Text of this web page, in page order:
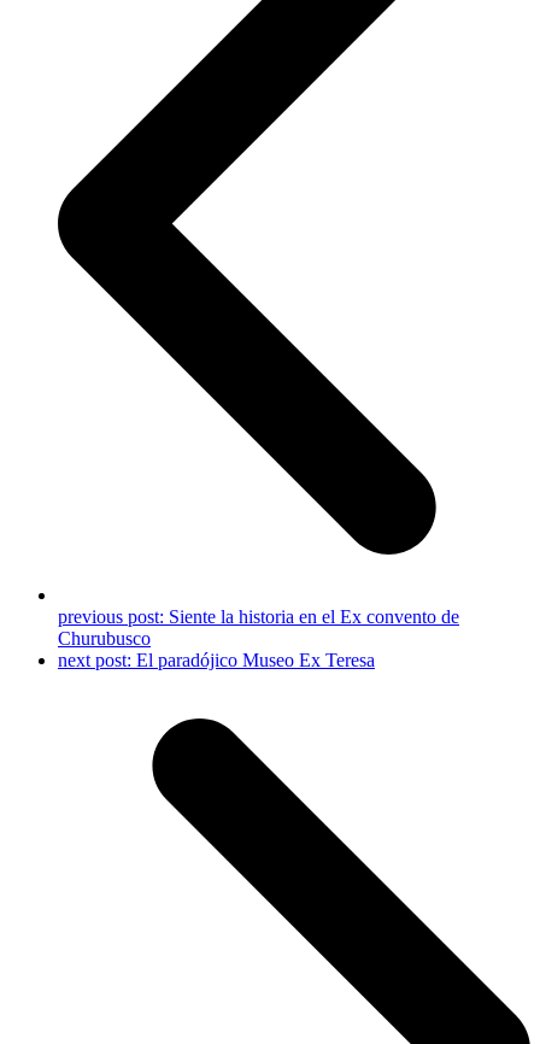
previous post: Siente la historia en el Ex convento de
Churubusco
next post: El paradójico Museo Ex Teresa